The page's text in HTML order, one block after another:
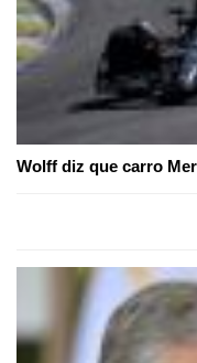
Wolff diz que carro